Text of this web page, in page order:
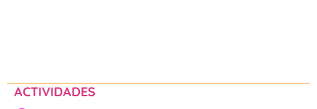
ACTIVIDADES